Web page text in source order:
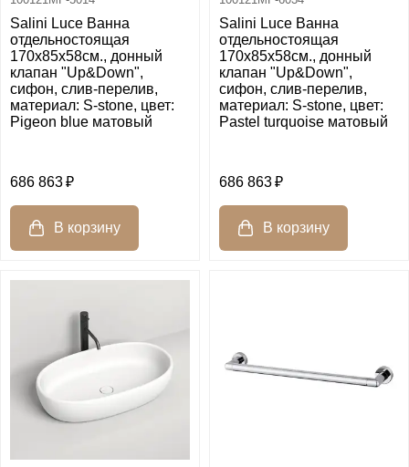
Salini Luce Ванна
отдельностоящая
170х85х58cм., донный
клапан "Up&Down",
сифон, слив-перелив,
материал: S-stone, цвет:
Pigeon blue матовый
686 863
Salini Luce Ванна
отдельностоящая
170х85х58cм., донный
клапан "Up&Down",
сифон, слив-перелив,
материал: S-stone, цвет:
Pastel turquoise матовый
686 863